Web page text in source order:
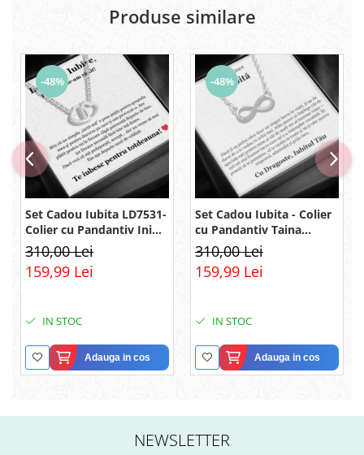
Produse similare
-48%
Set Cadou Iubita LD7531-
Colier cu Pandantiv Inimi
Pereche din Argint 925
placat cu rodiu, Cutie
Elegantă și Felicitare
310,00 Lei
159,99 Lei
IN STOC
Adauga in cos
-48%
Set Cadou Iubita - Colier
cu Pandantiv Taina
Infinitului din Argint 925
placat cu rodiu, Cutie
Elegantă și Mesaj
310,00 Lei
159,99 Lei
IN STOC
Adauga in cos
NEWSLETTER